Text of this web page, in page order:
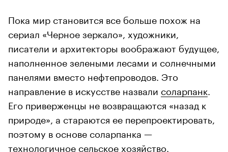
Пока мир становится все больше похож на
сериал «Черное зеркало», художники,
писатели и архитекторы воображают будущее,
наполненное зелеными лесами и солнечными
панелями вместо нефтепроводов. Это
направление в искусстве назвали соларпанк
Его приверженцы не возвращаются «назад к
природе», а стараются ее перепроектировать,
поэтому в основе соларпанка —
технологичное сельское хозяйство.